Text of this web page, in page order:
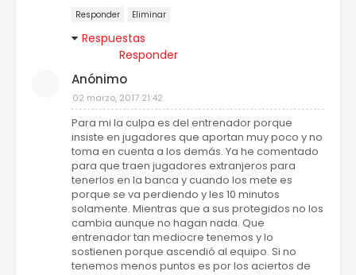
Responder Eliminar
Respuestas
Responder
Anónimo
02 marzo, 2017 21:42
Para mi la culpa es del entrenador porque
insiste en jugadores que aportan muy poco y no
toma en cuenta a los demás. Ya he comentado
para que traen jugadores extranjeros para
tenerlos en la banca y cuando los mete es
porque se va perdiendo y les 10 minutos
solamente. Mientras que a sus protegidos no los
cambia aunque no hagan nada. Que
entrenador tan mediocre tenemos y lo
sostienen porque ascendió al equipo. Si no
tenemos menos puntos es por los aciertos de